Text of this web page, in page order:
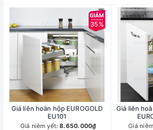
35%
Giá liên hoàn hộp EUROGOLD
EU101
Giá niêm yết: 8.650.000₫
Giá liên
Giá